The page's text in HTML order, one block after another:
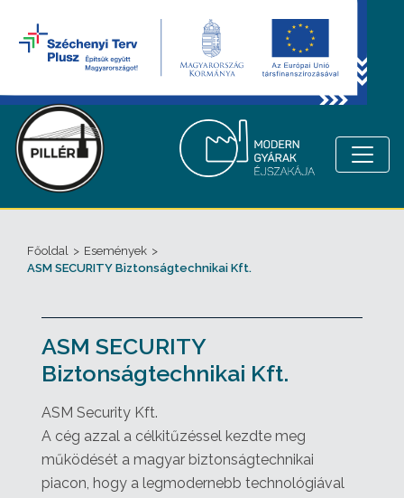
Főoldal > Események >
ASM SECURITY Biztonságtechnikai Kft.
ASM SECURITY
Biztonságtechnikai Kft.
ASM Security Kft.
A cég azzal a célkitűzéssel kezdte meg
működését a magyar biztonságtechnikai
piacon, hogy a legmodernebb technológiával